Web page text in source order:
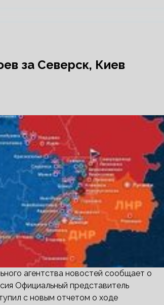
за Северск, Киев
агентства новостей сообщает о
Официальный представитель
с новым отчетом о ходе